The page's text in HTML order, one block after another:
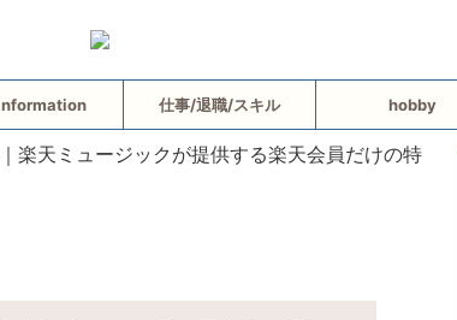
仕事/退職/スキル hobby